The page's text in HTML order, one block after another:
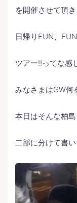
を開催させて頂き
日帰りFUN、
ツアー‼️ってな感
みなさまはGW何
本日はそんな柏
二部に分けて書